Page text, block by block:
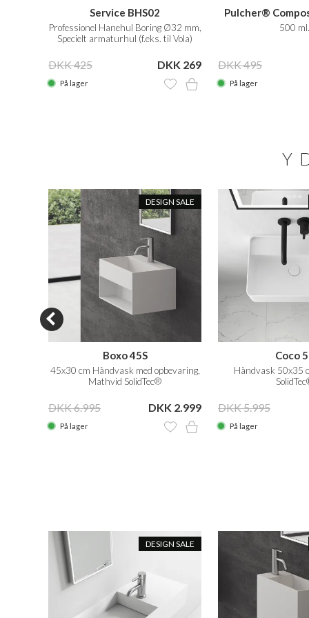
Service BHS02
Professionel Hanehul Boring Ø32 mm,
Specielt armaturhul (f.eks. til Vola)
DKK 425 DKK 269
På lager
Pulcher®
Care
500 ml.
DKK 495
På lager
DESIGN SALE
Boxo 45S
45x30 cm Håndvask med opbevaring,
Mathvid SolidTec®
DKK 6.995 DKK 2.999
På lager
Coco
Håndvask 50x35
DKK 5.995
På lager
DESIGN SALE